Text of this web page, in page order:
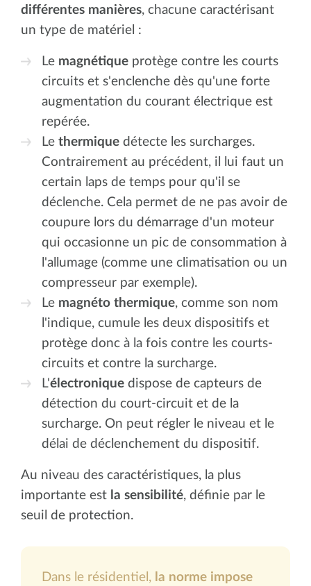
différentes manières, chacune caractérisant
un type de matériel :
Le magnétique protège contre les courts
circuits et s'enclenche dès qu'une forte
augmentation du courant électrique est
repérée.
Le thermique détecte les surcharges.
Contrairement au précédent, il lui faut un
certain laps de temps pour qu'il se
déclenche. Cela permet de ne pas avoir de
coupure lors du démarrage d'un moteur
qui occasionne un pic de consommation à
l'allumage (comme une climatisation ou un
compresseur par exemple).
Le magnéto thermique, comme son nom
l'indique, cumule les deux dispositifs et
protège donc à la fois contre les courts-
circuits et contre la surcharge.
L'électronique dispose de capteurs de
détection du court-circuit et de la
surcharge. On peut régler le niveau et le
délai de déclenchement du dispositif.
Au niveau des caractéristiques, la plus
importante est la sensibilité, définie par le
seuil de protection.
Dans le résidentiel, la norme impose